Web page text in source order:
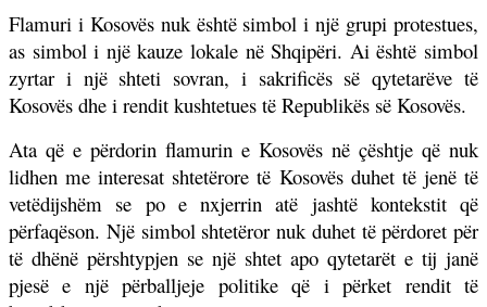
Flamuri i Kosovës nuk është simbol i një grupi protestues,
as simbol i një kauze lokale në Shqipëri. Ai është simbol
zyrtar i një shteti sovran, i sakrificës së qytetarëve të
Kosovës dhe i rendit kushtetues të Republikës së Kosovës.
Ata që e përdorin flamurin e Kosovës në çështje që nuk
lidhen me interesat shtetërore të Kosovës duhet të jenë të
vetëdijshëm se po e nxjerrin atë jashtë kontekstit që
përfaqëson. Një simbol shtetëror nuk duhet të përdoret për
të dhënë përshtypjen se një shtet apo qytetarët e tij janë
pjesë e një përballjeje politike që i përket rendit të